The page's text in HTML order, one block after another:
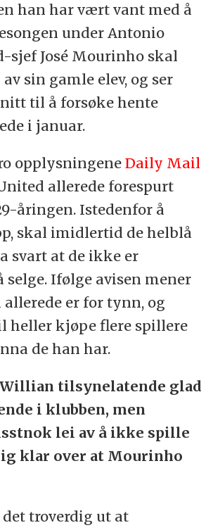
han har vært vant med å
under Antonio
sjef José Mourinho skal
sin gamle elev, og ser
til å forsøke hente
i januar.
opplysningene Daily Mail
allerede forespurt
åringen. Istedenfor å
skal imidlertid de helblå
svart at de ikke er
selge. Ifølge avisen mener
allerede er for tynn, og
heller kjøpe flere spillere
de han har.
tilsynelatende glad
i klubben, men
lei av å ikke spille
klar over at Mourinho
det troverdig ut at